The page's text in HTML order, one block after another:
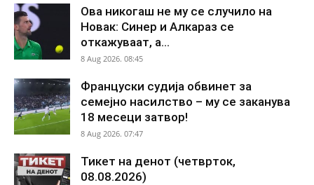
Ова никогаш не му се случило на
Новак: Синер и Алкараз се
откажуваат, а...
8 Aug 2026. 08:45
Француски судија обвинет за
семејно насилство – му се заканува
18 месеци затвор!
8 Aug 2026. 07:47
Тикет на денот (четврток,
08.08.2026)